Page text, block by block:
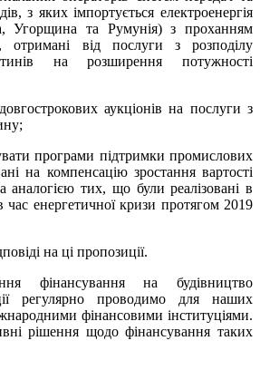
з яких імпортується електроенергія
Угорщина та Румунія) з проханням
отримані від послуги з розподілу
на розширення потужності
аукціонів на послуги з
програми підтримки промислових
на компенсацію зростання вартості
аналогією тих, що були реалізовані в
енергетичної кризи протягом 2019
на ці пропозиції.
фінансування на будівництво
регулярно проводимо для наших
фінансовими інституціями.
рішення щодо фінансування таких